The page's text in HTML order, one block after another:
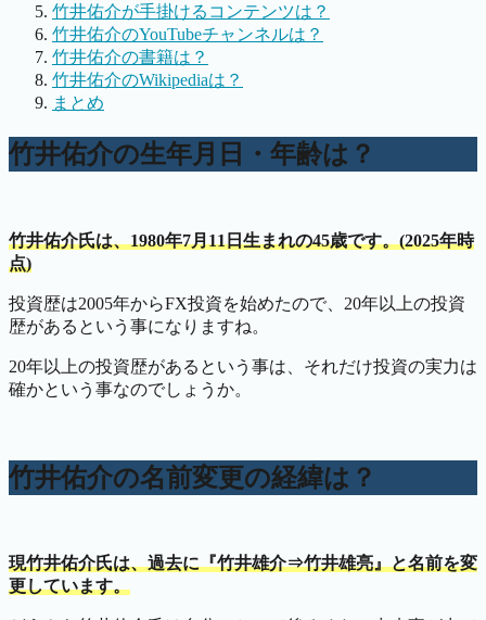
竹井佑介が手掛けるコンテンツは？
竹井佑介のYouTubeチャンネルは？
竹井佑介の書籍は？
竹井佑介のWikipediaは？
まとめ
竹井佑介の生年月日・年齢は？
竹井佑介氏は、1980年7月11日生まれの45歳です。(2025年時
点)
投資歴は2005年からFX投資を始めたので、20年以上の投資
歴があるという事になりますね。
20年以上の投資歴があるという事は、それだけ投資の実力は
確かという事なのでしょうか。
竹井佑介の名前変更の経緯は？
現竹井佑介氏は、過去に『竹井雄介⇒竹井雄亮』と名前を変
更しています。